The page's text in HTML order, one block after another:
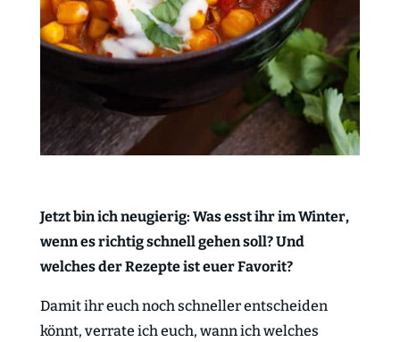
Jetzt bin ich neugierig: Was esst ihr im Winter,
wenn es richtig schnell gehen soll? Und
welches der Rezepte ist euer Favorit?
Damit ihr euch noch schneller entscheiden
könnt, verrate ich euch, wann ich welches